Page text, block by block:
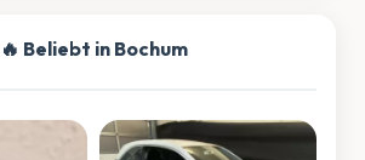
🔥 Beliebt in Bochum